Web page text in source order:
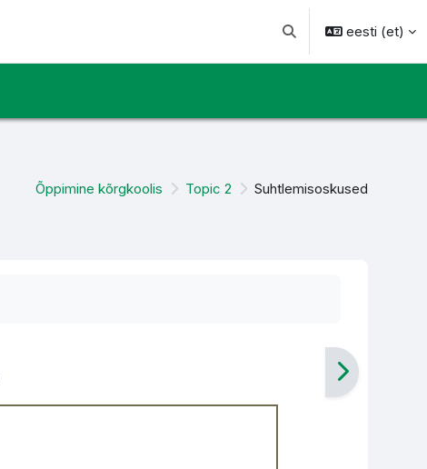
Lülitab otsingu sisendi
eesti ‎(et)‎
Õppimine kõrgkoolis Topic 2 Suhtlemisoskused